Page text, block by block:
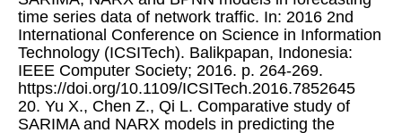
time series data of network traffic. In: 2016 2nd
International Conference on Science in Information
Technology (ICSITech). Balikpapan, Indonesia:
IEEE Computer Society; 2016. p. 264-269.
https://doi.org/10.1109/ICSITech.2016.7852645
20. Yu X., Chen Z., Qi L. Comparative study of
SARIMA and NARX models in predicting the